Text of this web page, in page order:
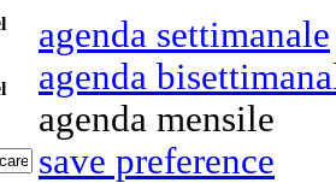
agenda settimanale
agenda
agenda mensile
save preference